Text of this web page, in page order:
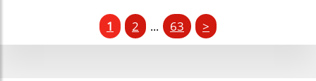
1 2 ... 63 >